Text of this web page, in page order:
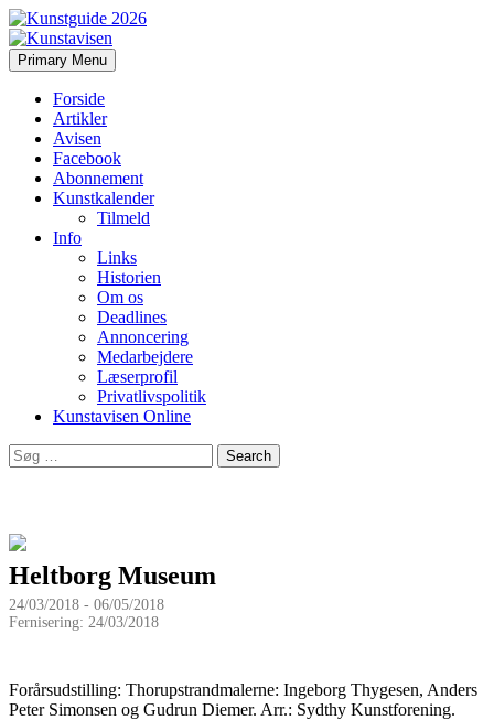
Kunstavisen
Search
Primary Menu Skip
to
Forside
Artikler
Avisen
Facebook
Abonnement
Kunstkalender
Tilmeld
Info
Links
Historien
Om os
Deadlines
Annoncering
Medarbejdere
Læserprofil
Privatlivspolitik
Kunstavisen Online
Search
for:
Heltborg Museum
24/03/2018 - 06/05/2018
Fernisering: 24/03/2018
Forårsudstilling: Thorupstrandmalerne: Ingeborg Thygesen, Anders
Peter Simonsen og Gudrun Diemer. Arr.: Sydthy Kunstforening.